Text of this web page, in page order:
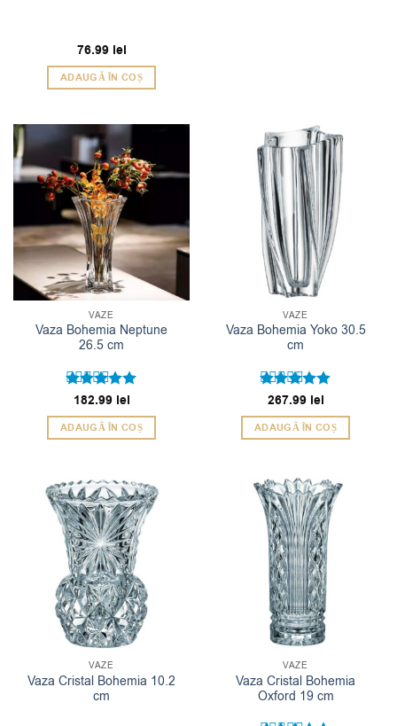
76.99 lei
ADAUGĂ ÎN COȘ
VAZE
Vaza Bohemia Neptune
26.5 cm
Evaluat la
5din 5
182.99 lei
ADAUGĂ ÎN COȘ
VAZE
Vaza Bohemia Yoko 30.5
cm
Evaluat la
5din 5
267.99 lei
ADAUGĂ ÎN COȘ
VAZE
Vaza Cristal Bohemia 10.2
cm
VAZE
Vaza Cristal Bohemia
Oxford 19 cm